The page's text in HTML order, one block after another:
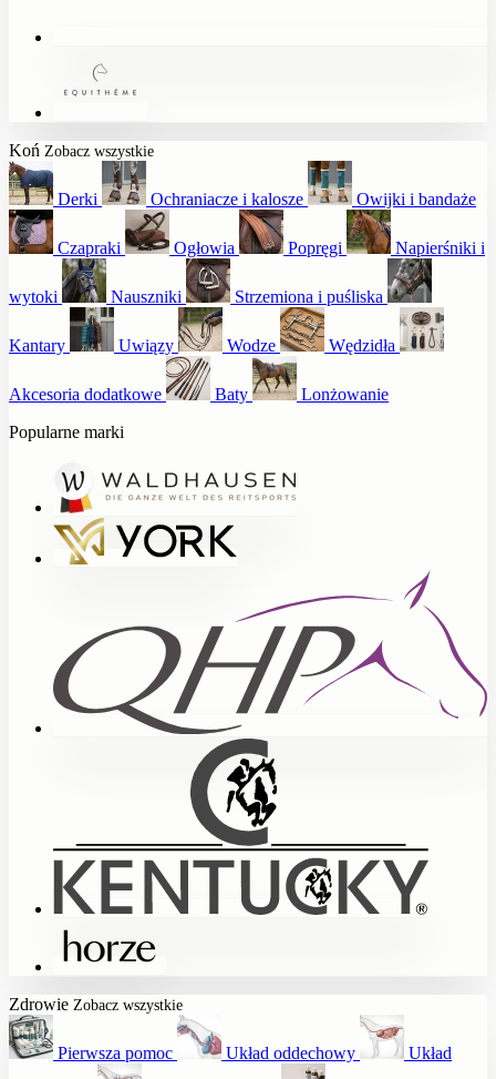
Koń Zobacz wszystkie
Derki Ochraniacze i kalosze Owijki i bandaże
Czapraki Ogłowia Popręgi Napierśniki i
wytoki Nauszniki Strzemiona i puśliska
Kantary Uwiązy Wodze Wędzidła
Akcesoria dodatkowe Baty
Lonżowanie
Popularne marki
Zdrowie Zobacz wszystkie
Pierwsza pomoc Układ oddechowy Układ